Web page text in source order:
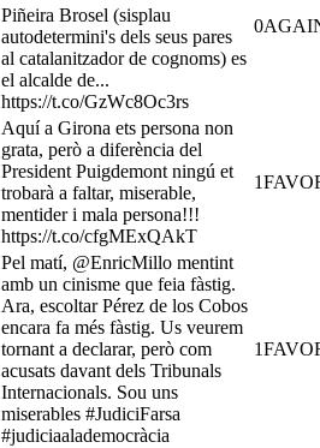
Piñeira Brosel (sisplau
autodetermini's dels seus pares
al catalanitzador de cognoms) es
el alcalde de...
https://t.co/GzWc8Oc3rs
0
Aquí a Girona ets persona non
grata, però a diferència del
President Puigdemont ningú et
trobarà a faltar, miserable,
mentider i mala persona!!!
https://t.co/cfgMExQAkT
1
Pel matí, @EnricMillo mentint
amb un cinisme que feia fàstig.
Ara, escoltar Pérez de los Cobos
encara fa més fàstig. Us veurem
tornant a declarar, però com
acusats davant dels Tribunals
Internacionals. Sou uns
miserables #JudiciFarsa
#judiciaalademocràcia
1